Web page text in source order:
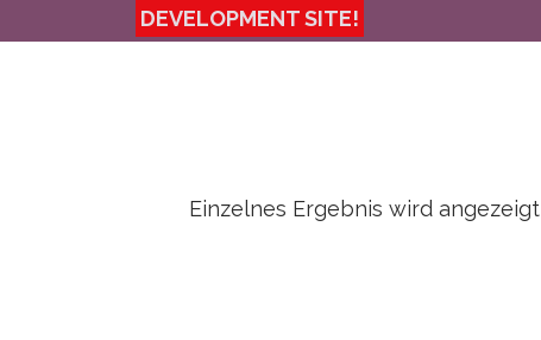
Einzelnes Ergebnis wird angezeigt